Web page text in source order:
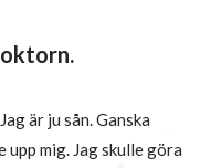
är ju sån. Ganska
mig. Jag skulle göra